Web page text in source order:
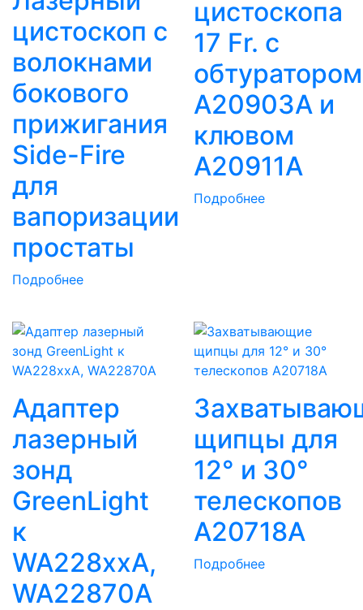
цистоскоп с
волокнами
бокового
прижигания
Side-Fire
для
вапоризации
простаты
Подробнее
цистоскопа
17 Fr. с
обтуратором
A20903A и
клювом
A20911A
Подробнее
Адаптер
лазерный
зонд
GreenLight
к
WA228xxA,
WA22870A
щипцы для
12° и 30°
телескопов
A20718A
Подробнее